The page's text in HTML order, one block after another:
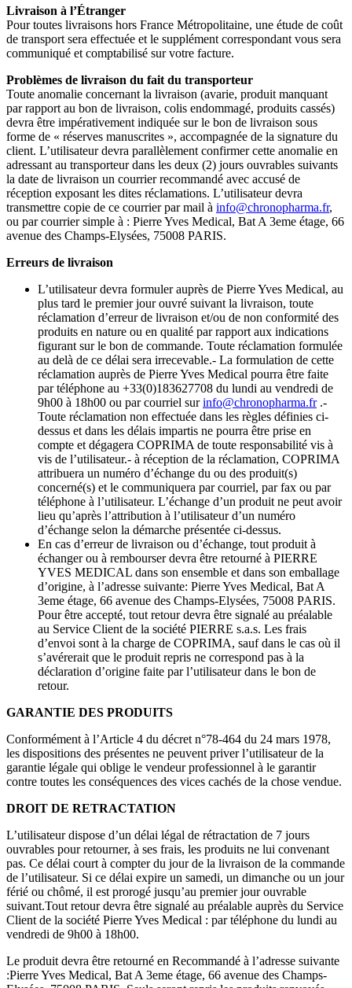
Livraison à l’Étranger
Pour toutes livraisons hors France Métropolitaine, une étude de coût
de transport sera effectuée et le supplément correspondant vous sera
communiqué et comptabilisé sur votre facture.
Problèmes de livraison du fait du transporteur
Toute anomalie concernant la livraison (avarie, produit manquant
par rapport au bon de livraison, colis endommagé, produits cassés)
devra être impérativement indiquée sur le bon de livraison sous
forme de « réserves manuscrites », accompagnée de la signature du
client. L’utilisateur devra parallèlement confirmer cette anomalie en
adressant au transporteur dans les deux (2) jours ouvrables suivants
la date de livraison un courrier recommandé avec accusé de
réception exposant les dites réclamations. L’utilisateur devra
transmettre copie de ce courrier par mail à info@chronopharma.fr,
ou par courrier simple à : Pierre Yves Medical, Bat A 3eme étage, 66
avenue des Champs-Elysées, 75008 PARIS.
Erreurs de livraison
L’utilisateur devra formuler auprès de Pierre Yves Medical, au
plus tard le premier jour ouvré suivant la livraison, toute
réclamation d’erreur de livraison et/ou de non conformité des
produits en nature ou en qualité par rapport aux indications
figurant sur le bon de commande. Toute réclamation formulée
au delà de ce délai sera irrecevable.- La formulation de cette
réclamation auprès de Pierre Yves Medical pourra être faite
par téléphone au +33(0)183627708 du lundi au vendredi de
9h00 à 18h00 ou par courriel surinfo@chronopharma.fr.-
Toute réclamation non effectuée dans les règles définies ci-
dessus et dans les délais impartis ne pourra être prise en
compte et dégagera COPRIMA de toute responsabilité vis à
vis de l’utilisateur.- à réception de la réclamation, COPRIMA
attribuera un numéro d’échange du ou des produit(s)
concerné(s) et le communiquera par courriel, par fax ou par
téléphone à l’utilisateur. L’échange d’un produit ne peut avoir
lieu qu’après l’attribution à l’utilisateur d’un numéro
d’échange selon la démarche présentée ci-dessus.
En cas d’erreur de livraison ou d’échange, tout produit à
échanger ou à rembourser devra être retourné à PIERRE
YVES MEDICAL dans son ensemble et dans son emballage
d’origine, à l’adresse suivante: Pierre Yves Medical, Bat A
3eme étage, 66 avenue des Champs-Elysées, 75008 PARIS.
Pour être accepté, tout retour devra être signalé au préalable
au Service Client de la société PIERRE s.a.s. Les frais
d’envoi sont à la charge de COPRIMA, sauf dans le cas où il
s’avérerait que le produit repris ne correspond pas à la
déclaration d’origine faite par l’utilisateur dans le bon de
retour.
GARANTIE DES PRODUITS
Conformément à l’Article 4 du décret n°78-464 du 24 mars 1978,
les dispositions des présentes ne peuvent priver l’utilisateur de la
garantie légale qui oblige le vendeur professionnel à le garantir
contre toutes les conséquences des vices cachés de la chose vendue.
DROIT DE RETRACTATION
L’utilisateur dispose d’un délai légal de rétractation de 7 jours
ouvrables pour retourner, à ses frais, les produits ne lui convenant
pas. Ce délai court à compter du jour de la livraison de la commande
de l’utilisateur. Si ce délai expire un samedi, un dimanche ou un jour
férié ou chômé, il est prorogé jusqu’au premier jour ouvrable
suivant.Tout retour devra être signalé au préalable auprès du Service
Client de la société Pierre Yves Medical : par téléphone du lundi au
vendredi de 9h00 à 18h00.
Le produit devra être retourné en Recommandé à l’adresse suivante
:Pierre Yves Medical, Bat A 3eme étage, 66 avenue des Champs-